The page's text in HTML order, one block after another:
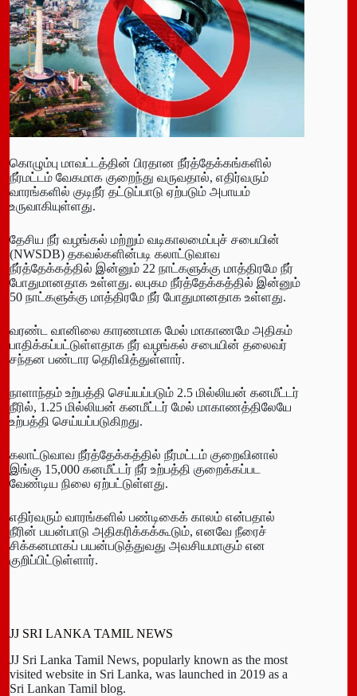
கொழும்பு மாவட்டத்தின் பிரதான நீர்த்தேக்கங்களில்
நீர்மட்டம் வேகமாக குறைந்து வருவதால், எதிர்வரும்
வாரங்களில் குடிநீர் தட்டுப்பாடு ஏற்படும் அபாயம்
உருவாகியுள்ளது.
தேசிய நீர் வழங்கல் மற்றும் வடிகாலமைப்புச் சபையின்
(NWSDB) தகவல்களின்படி கலாட்டுவாவ
நீர்த்தேக்கத்தில் இன்னும் 22 நாட்களுக்கு மாத்திரமே நீர்
போதுமானதாக உள்ளது. லபுகம நீர்த்தேக்கத்தில் இன்னும்
50 நாட்களுக்கு மாத்திரமே நீர் போதுமானதாக உள்ளது.
வரண்ட வானிலை காரணமாக மேல் மாகாணமே அதிகம்
பாதிக்கப்பட்டுள்ளதாக நீர் வழங்கல் சபையின் தலைவர்
சந்தன பண்டார தெரிவித்துள்ளார்.
நாளாந்தம் உற்பத்தி செய்யப்படும் 2.5 மில்லியன் கனமீட்டர்
நீரில், 1.25 மில்லியன் கனமீட்டர் மேல் மாகாணத்திலேயே
உற்பத்தி செய்யப்படுகிறது.
கலாட்டுவாவ நீர்த்தேக்கத்தில் நீர்மட்டம் குறைவினால்
இங்கு 15,000 கனமீட்டர் நீர் உற்பத்தி குறைக்கப்பட
வேண்டிய நிலை ஏற்பட்டுள்ளது.
எதிர்வரும் வாரங்களில் பண்டிகைக் காலம் என்பதால்
நீரின் பயன்பாடு அதிகரிக்கக்கூடும், எனவே நீரைச்
சிக்கனமாகப் பயன்படுத்துவது அவசியமாகும் என
குறிப்பிட்டுள்ளார்.
JJ SRI LANKA TAMIL NEWS
JJ Sri Lanka Tamil News, popularly known as the most
visited website in Sri Lanka, was launched in 2019 as a
Sri Lankan Tamil blog.